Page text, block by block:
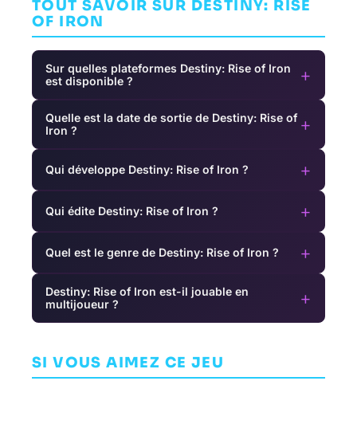
TOUT SAVOIR SUR DESTINY: RISE
OF IRON
Sur quelles plateformes Destiny: Rise of Iron
est disponible ?
+
Quelle est la date de sortie de Destiny: Rise of
Iron ?
+
Qui développe Destiny: Rise of Iron ? +
Qui édite Destiny: Rise of Iron ? +
Quel est le genre de Destiny: Rise of Iron ? +
Destiny: Rise of Iron est-il jouable en
multijoueur ?
+
SI VOUS AIMEZ CE JEU
VISIONTRICK
Elite:
FRONTIER